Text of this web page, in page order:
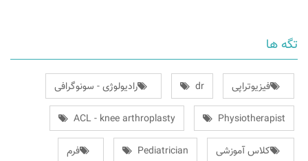
تگه ها
فیزیوتراپی dr رادیولوژی - سونوگرافی
Physiotherapist
ACL - knee arthroplasty
کلاس آموزشی Pediatrician فرم